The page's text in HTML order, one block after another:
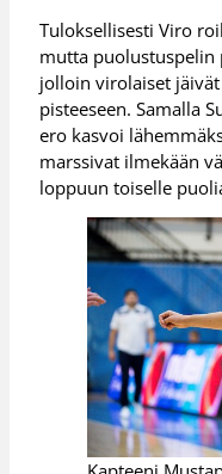
Tuloksellisesti Viro
mutta puolustuspelin
jolloin virolaiset
pisteeseen. Samalla
ero kasvoi
marssivat ilmekään
loppuun toiselle